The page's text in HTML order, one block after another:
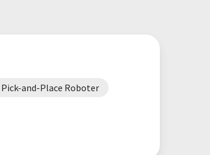
Pick-and-Place Roboter